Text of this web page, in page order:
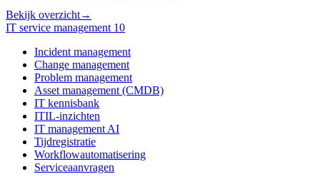
Bekijk overzicht→
IT service management 10
Incident management
Change management
Problem management
Asset management (CMDB)
IT kennisbank
ITIL-inzichten
IT management AI
Tijdregistratie
Workflowautomatisering
Serviceaanvragen